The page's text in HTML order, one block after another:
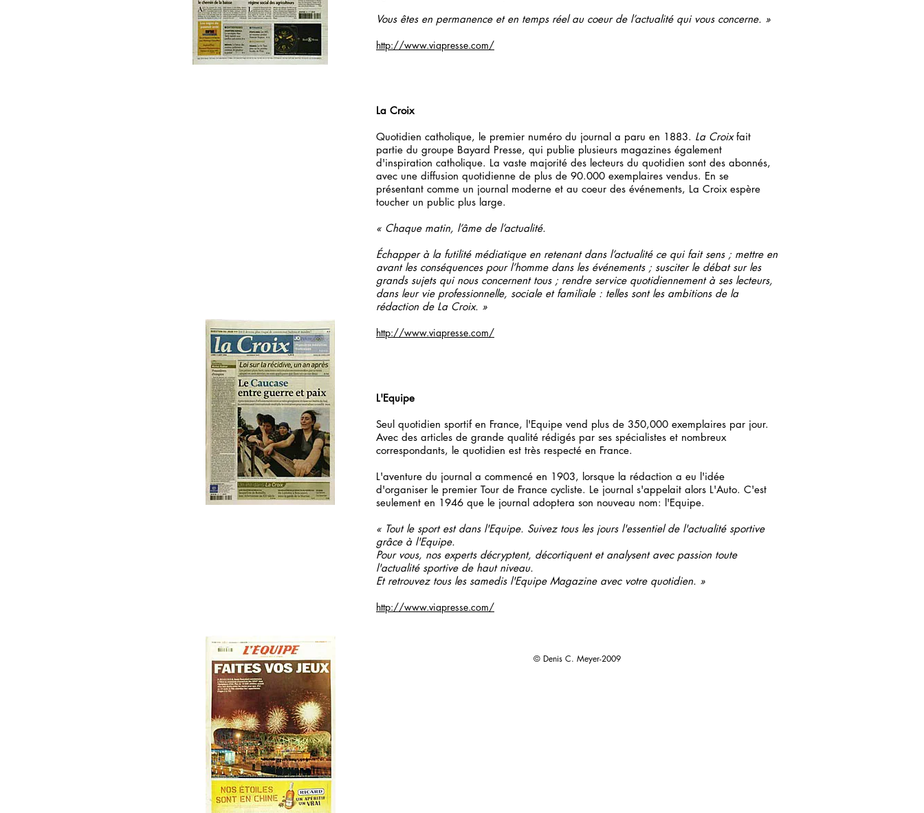
Vous êtes en permanence et en temps réel au coeur de l’actualité qui vous concerne. »
http://www.viapresse.com/
La Croix
Quotidien catholique, le premier numéro du journal a paru en 1883. La Croixfait
partie du groupe Bayard Presse, qui publie plusieurs magazines également
d'inspiration catholique. La vaste majorité des lecteurs du quotidien sont des abonnés,
avec une diffusion quotidienne de plus de 90.000 exemplaires vendus. En se
présentant comme un journal moderne et au coeur des événements, La Croix espère
toucher un public plus large.
« Chaque matin, l’âme de l’actualité.
Échapper à la futilité médiatique en retenant dans l’actualité ce qui fait sens ; mettre en
avant les conséquences pour l’homme dans les événements ; susciter le débat sur les
grands sujets qui nous concernent tous ; rendre service quotidiennement à ses lecteurs,
dans leur vie professionnelle, sociale et familiale : telles sont les ambitions de la
rédaction de La Croix. »
http://www.viapresse.com/
L'Equipe
Seul quotidien sportif en France, l'Equipe vend plus de 350,000 exemplaires par jour.
Avec des articles de grande qualité rédigés par ses spécialistes et nombreux
correspondants, le quotidien est très respecté en France.
L'aventure du journal a commencé en 1903, lorsque la rédaction a eu l'idée
d'organiser le premier Tour de France cycliste. Le journal s'appelait alors L'Auto. C'est
seulement en 1946 que le journal adoptera son nouveau nom: l'Equipe.
« Tout le sport est dans l'Equipe. Suivez tous les jours l'essentiel de l'actualité sportive
grâce à l'Equipe.
Pour vous, nos experts décryptent, décortiquent et analysent avec passion toute
l'actualité sportive de haut niveau.
Et retrouvez tous les samedis l'Equipe Magazine avec votre quotidien. »
http://www.viapresse.com/
© Denis C. Meyer-2009